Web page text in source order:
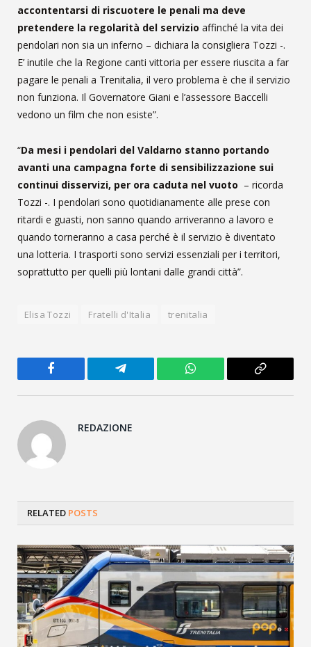
accontentarsi di riscuotere le penali ma deve
pretendere la regolarità del servizio affinché la vita dei
pendolari non sia un inferno – dichiara la consigliera Tozzi -.
E’ inutile che la Regione canti vittoria per essere riuscita a far
pagare le penali a Trenitalia, il vero problema è che il servizio
non funziona. Il Governatore Giani e l’assessore Baccelli
vedono un film che non esiste”.
“Da mesi i pendolari del Valdarno stanno portando
avanti una campagna forte di sensibilizzazione sui
continui disservizi, per ora caduta nel vuoto – ricorda
Tozzi -. I pendolari sono quotidianamente alle prese con
ritardi e guasti, non sanno quando arriveranno a lavoro e
quando torneranno a casa perché è il servizio è diventato
una lotteria. I trasporti sono servizi essenziali per i territori,
soprattutto per quelli più lontani dalle grandi città”.
Elisa Tozzi Fratelli d'Italia trenitalia
Facebook Telegram WhatsApp
Copy
REDAZIONE
RELATED POSTS